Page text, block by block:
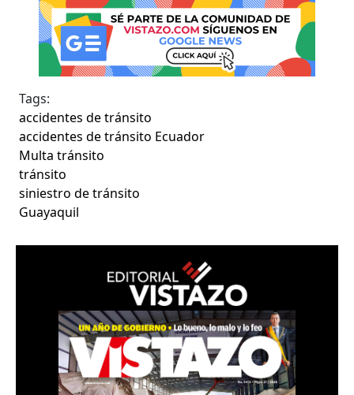
Tags:
accidentes de tránsito
accidentes de tránsito Ecuador
Multa tránsito
tránsito
siniestro de tránsito
Guayaquil